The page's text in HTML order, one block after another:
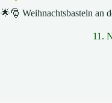
🌟🎅 Weihnachtsbasteln an
11.